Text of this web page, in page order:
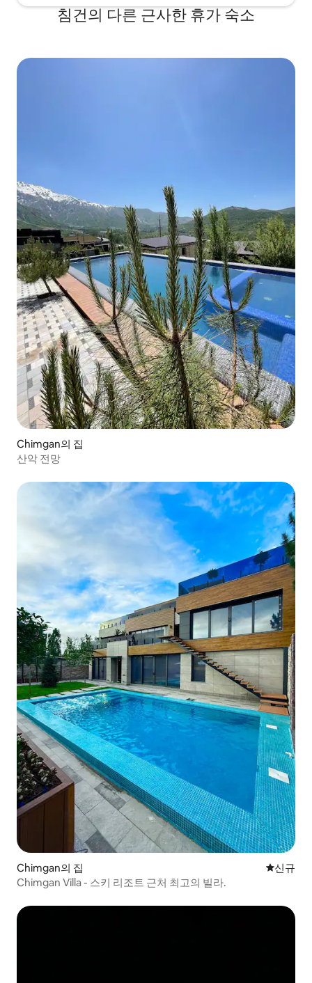
침건의 다른 근사한 휴가 숙소
Chimgan의 집
산악 전망
Chimgan의 집 신규 숙소
신규
Chimgan Villa - 스키 리조트 근처 최고의 빌라.